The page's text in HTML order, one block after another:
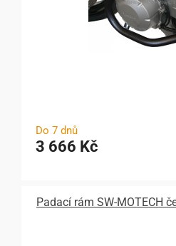
Do 7 dnů
3 666 Kč
Padací rám SW-MOTECH